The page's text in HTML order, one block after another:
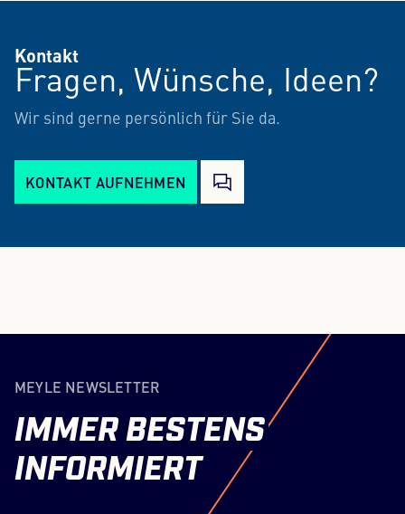
Kontakt
Fragen, Wünsche, Ideen?
Wir sind gerne persönlich für Sie da.
KONTAKT AUFNEHMEN
MEYLE NEWSLETTER
IMMER BESTENS
INFORMIERT